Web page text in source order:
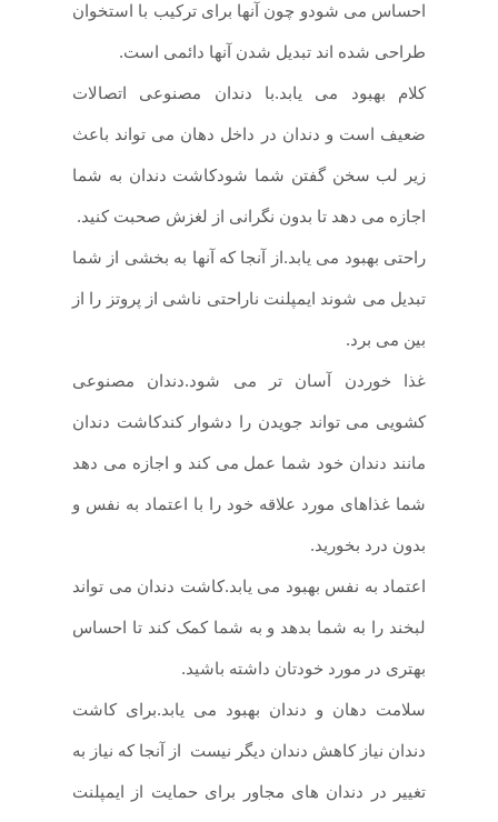
احساس می شودو چون آنها برای ترکیب با استخوان
طراحی شده اند تبدیل شدن آنها دائمی است.
کلام بهبود می یابد.با دندان مصنوعی اتصالات
ضعیف است و دندان در داخل دهان می تواند باعث
زیر لب سخن گفتن شما شودکاشت دندان به شما
اجازه می دهد تا بدون نگرانی از لغزش صحبت کنید.
راحتی بهبود می یابد.از آنجا که آنها به بخشی از شما
تبدیل می شوند ایمپلنت ناراحتی ناشی از پروتز را از
بین می برد.
غذا خوردن آسان تر می شود.دندان مصنوعی
کشویی می تواند جویدن را دشوار کندکاشت دندان
مانند دندان خود شما عمل می کند و اجازه می دهد
شما غذاهای مورد علاقه خود را با اعتماد به نفس و
بدون درد بخورید.
اعتماد به نفس بهبود می یابد.کاشت دندان می تواند
لبخند را به شما بدهد و به شما کمک کند تا احساس
بهتری در مورد خودتان داشته باشید.
سلامت دهان و دندان بهبود می یابد.برای کاشت
دندان نیاز کاهش دندان دیگر نیست از آنجا که نیاز به
تغییر در دندان های مجاور برای حمایت از ایمپلنت